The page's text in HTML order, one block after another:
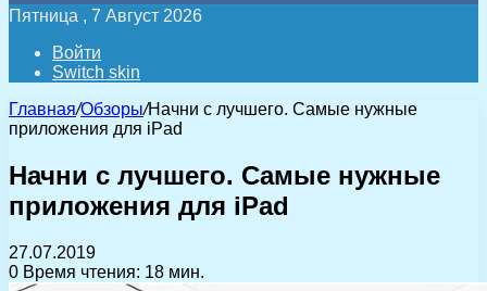
Пятница , 7 Август 2026
Войти
Switch skin
Главная/Обзоры/Начни с лучшего. Самые нужные
приложения для iPad
Начни с лучшего. Самые нужные
приложения для iPad
27.07.2019
0 Время чтения: 18 мин.